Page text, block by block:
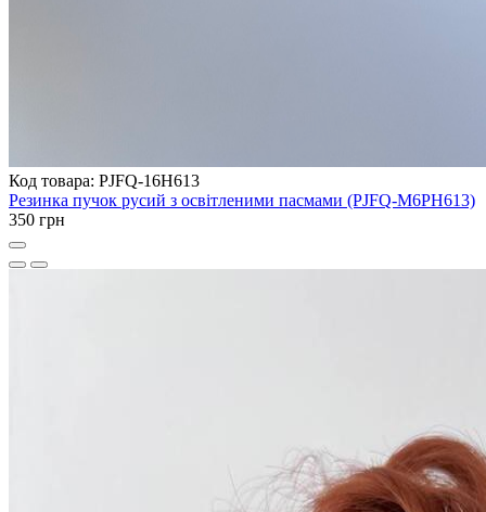
Код товара: PJFQ-16H613
Резинка пучок русий з освітленими пасмами (PJFQ-M6PH613)
350 грн